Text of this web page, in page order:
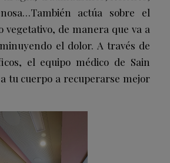
actúa sobre el
vegetativo, de manera que va a
el dolor. A través de
el equipo médico de Sain
tu cuerpo a recuperarse mejor